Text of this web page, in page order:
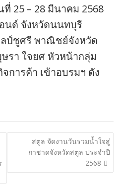
25 – 28 มีนาคม 2568
นด์ จังหวัดนนทบุรี
ป์ชูศรี พาณิชย์จังหวัด
รา ใจยศ หัวหน้ากลุ่ม
การค้า เข้าอบรมฯ ดัง
สตูล จัดงานวันรวมน้ำใจสู่
กาชาดจังหวัดสตูล ประจำปี
2568